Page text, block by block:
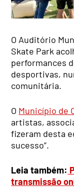
O Auditório
Skate Park
performances
desportivas,
comunitária.
O Município de
artistas,
fizeram desta
sucesso”.
Leia também:
transmissão